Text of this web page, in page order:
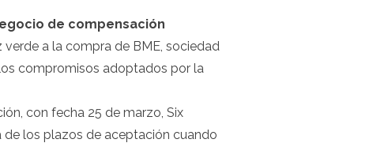
de compensación
a la compra de BME, sociedad
compromisos adoptados por la
, con fecha 25 de marzo, Six
de los plazos de aceptación cuando